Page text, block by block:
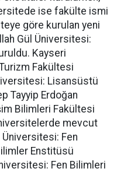
ise fakülte ismi
göre kurulan yeni
Gül Üniversitesi:
Kayseri
Fakültesi
Lisansüstü
Tayyip Erdoğan
Bilimleri Fakültesi
mevcut
Üniversitesi: Fen
Enstitüsü
Fen Bilimleri